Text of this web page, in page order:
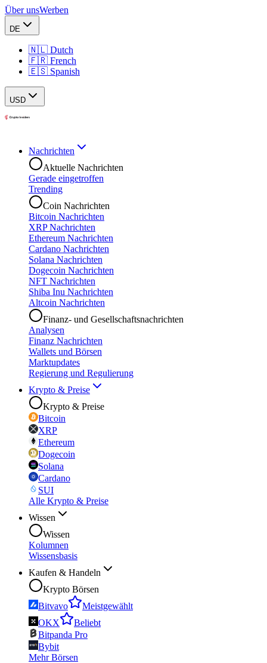
Über unsWerben
DE
🇳🇱 Dutch
🇫🇷 French
🇪🇸 Spanish
USD
Nachrichten
Aktuelle Nachrichten
Gerade eingetroffen
Trending
Coin Nachrichten
Bitcoin Nachrichten
XRP Nachrichten
Ethereum Nachrichten
Cardano Nachrichten
Solana Nachrichten
Dogecoin Nachrichten
NFT Nachrichten
Shiba Inu Nachrichten
Altcoin Nachrichten
Finanz- und Gesellschaftsnachrichten
Analysen
Finanz Nachrichten
Wallets und Börsen
Marktupdates
Regierung und Regulierung
Krypto & Preise
Krypto & Preise
Bitcoin
XRP
Ethereum
Dogecoin
Solana
Cardano
SUI
Alle Krypto & Preise
Wissen
Wissen
Kolumnen
Wissensbasis
Kaufen & Handeln
Krypto Börsen
Bitvavo
Meistgewählt
OKX
Beliebt
Bitpanda Pro
Bybit
Mehr Börsen